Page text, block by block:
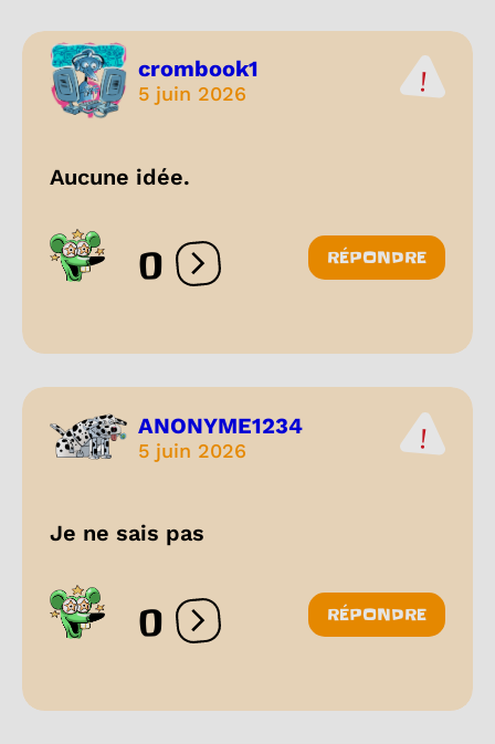
crombook1
5 juin 2026
Aucune idée.
0 Ouvrir les réactions
RÉPONDRE
ANONYME1234
5 juin 2026
Je ne sais pas
0 Ouvrir les réactions
RÉPONDRE